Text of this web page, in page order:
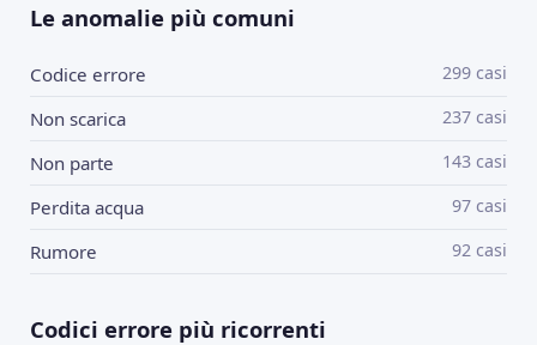
Le anomalie più comuni
Codice errore 299 casi
Non scarica 237 casi
Non parte 143 casi
Perdita acqua 97 casi
Rumore 92 casi
Codici errore più ricorrenti